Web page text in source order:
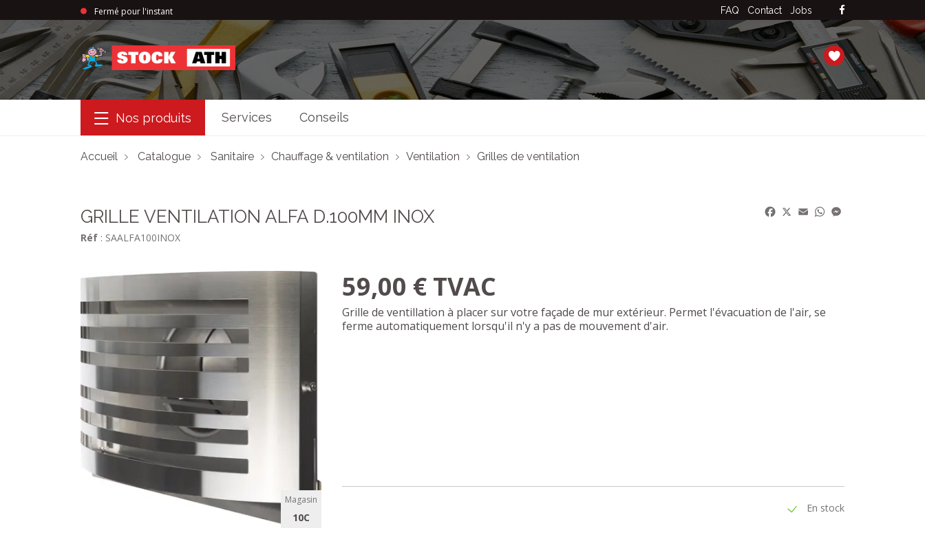
Fermé pour l'instant FAQ Contact Jobs
StockAth
Nos produits Services Conseils
Accueil Catalogue Sanitaire Chauffage & ventilation Ventilation Grilles de ventilation
GRILLE VENTILATION ALFA D.100MM INOX
Réf : SAALFA100INOX
Facebook
X EmailWhatsApp
Magasin
10C
59,00 € TVAC
Grille de ventillation à placer sur votre façade de mur extérieur. Permet l'évacuation de l'air, se
ferme automatiquement lorsqu'il n'y a pas de mouvement d'air.
En stock